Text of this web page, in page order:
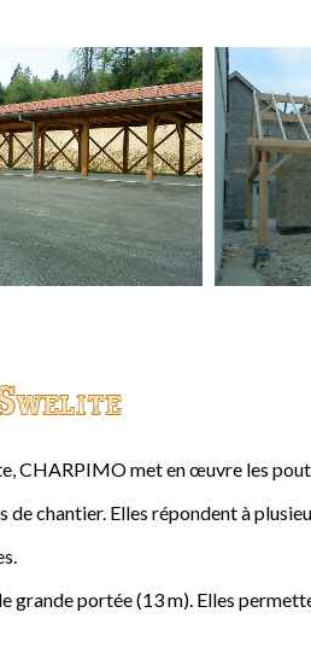
CHARPIMO met en œuvre les
chantier. Elles répondent à
portée (13 m). Elles